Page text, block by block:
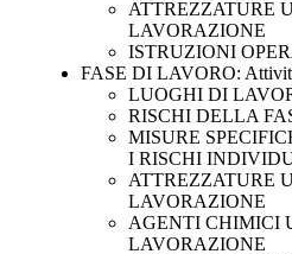
ATTREZZATURE
LAVORAZIONE
ISTRUZIONI
FASE DI LAVORO:
LUOGHI DI
RISCHI DELLA
MISURE
I RISCHI
ATTREZZATURE
LAVORAZIONE
AGENTI CHIMICI
LAVORAZIONE